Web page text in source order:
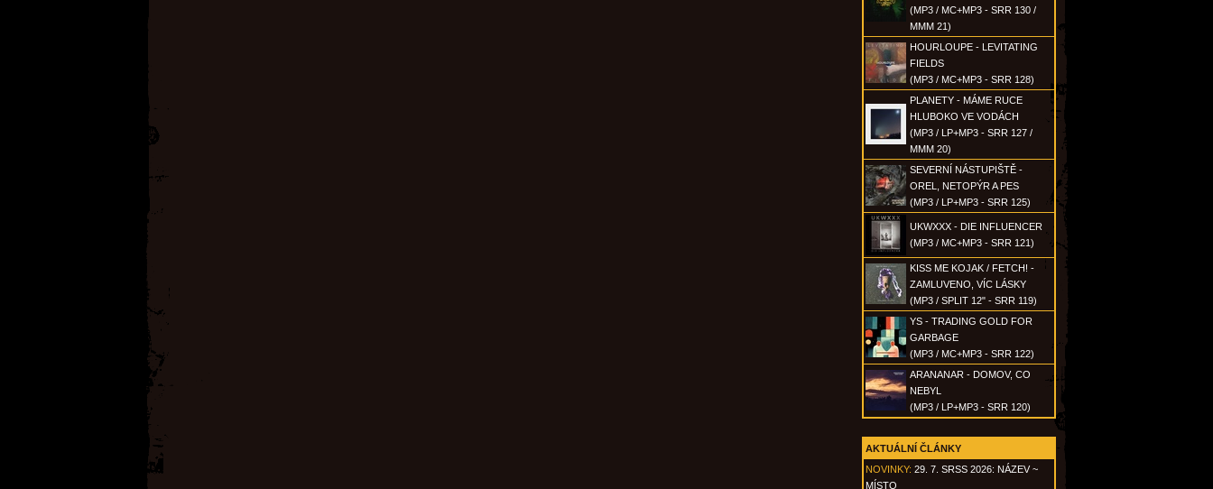
(MP3 / MC+MP3 - SRR 130 /
MMM 21)
HOURLOUPE - LEVITATING
FIELDS
(MP3 / MC+MP3 - SRR 128)
PLANETY - MÁME RUCE
HLUBOKO VE VODÁCH
(MP3 / LP+MP3 - SRR 127 /
MMM 20)
SEVERNÍ NÁSTUPIŠTĚ -
OREL, NETOPÝR A PES
(MP3 / LP+MP3 - SRR 125)
UKWXXX - DIE INFLUENCER
(MP3 / MC+MP3 - SRR 121)
KISS ME KOJAK / FETCH! -
ZAMLUVENO, VÍC LÁSKY
(MP3 / SPLIT 12" - SRR 119)
YS - TRADING GOLD FOR
GARBAGE
(MP3 / MC+MP3 - SRR 122)
ARANANAR - DOMOV, CO
NEBYL
(MP3 / LP+MP3 - SRR 120)
AKTUÁLNÍ ČLÁNKY
NOVINKY: 29. 7. SRSS 2026: NÁZEV ~
MÍSTO